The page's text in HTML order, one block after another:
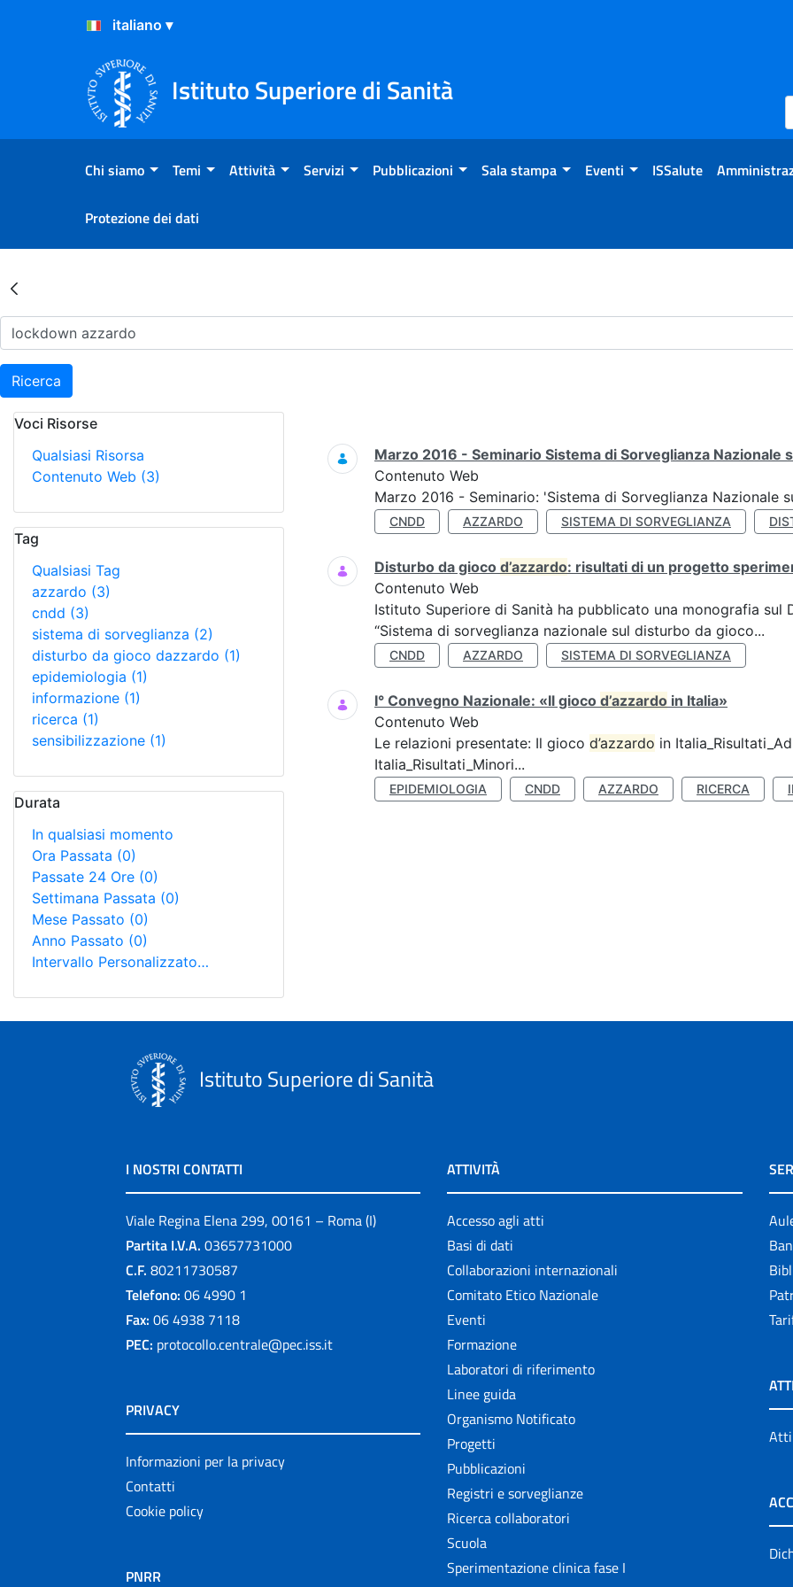
Salta al Contenuto
Salta al Footer
Istituto Superiore di Sanità
Chi siamo Temi Attività Servizi Pubblicazioni Sala stampa Eventi ISSalute
Protezione dei dati
Risultati della Ricerca - Archivio
Ricerca
Voci Risorse
Qualsiasi Risorsa
Contenuto Web (3)
Tag
Qualsiasi Tag
azzardo (3)
cndd (3)
sistema di sorveglianza (2)
disturbo da gioco dazzardo (1)
epidemiologia (1)
informazione (1)
ricerca (1)
sensibilizzazione (1)
Durata
In qualsiasi momento
Ora Passata (0)
Passate 24 Ore (0)
Settimana Passata (0)
Mese Passato (0)
Anno Passato (0)
Intervallo Personalizzato…
Ricerca
Marzo 2016 - Seminario Sistema di Sorveglianza Nazionale
Contenuto Web
Marzo 2016 - Seminario: 'Sistema di Sorveglianza Nazionale
CNDD AZZARDO SISTEMA DI SORVEGLIANZA
Disturbo da gioco d’azzardo: risultati di un progetto
Contenuto Web
Istituto Superiore di Sanità ha pubblicato una monografia
“Sistema di sorveglianza nazionale sul disturbo da gioco...
CNDD AZZARDO SISTEMA DI SORVEGLIANZA
I° Convegno Nazionale: «Il gioco d’azzardo in Italia»
Contenuto Web
Le relazioni presentate: Il gioco d’azzardo in
Italia_Risultati_Minori...
EPIDEMIOLOGIA CNDD AZZARDO RICERCA
Istituto Superiore di Sanità
I NOSTRI CONTATTI
Viale Regina Elena 299, 00161 – Roma (I)
Partita I.V.A. 03657731000
C.F. 80211730587
Telefono: 06 4990 1
Fax: 06 4938 7118
PEC: protocollo.centrale@pec.iss.it
PRIVACY
Informazioni per la privacy
Contatti
Cookie policy
PNRR
ATTIVITÀ
Accesso agli atti
Basi di dati
Collaborazioni internazionali
Comitato Etico Nazionale
Eventi
Formazione
Laboratori di riferimento
Linee guida
Organismo Notificato
Progetti
Pubblicazioni
Registri e sorveglianze
Ricerca collaboratori
Scuola
Sperimentazione clinica fase I
Atti